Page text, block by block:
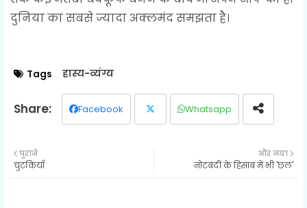
दुनिया का सबसे ज्यादा अक्लमंद समझता है।
Tags हास्य-व्यंग्य
Facebook Whatsapp
और नया
नोटबंदी के हिसाब में भी 'छल'
पुराने
चुटकियाँ